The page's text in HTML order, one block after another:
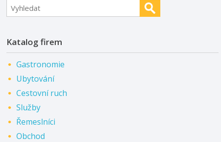
Katalog firem
Gastronomie
Ubytování
Cestovní ruch
Služby
Řemeslníci
Obchod